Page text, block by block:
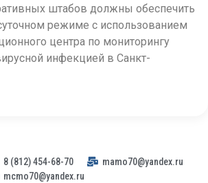
штабов должны обеспечить
режиме с использованием
центра по мониторингу
инфекцией в Санкт-
8 (812) 454-68-70
mamo70@yandex.ru
mcmo70@yandex.ru